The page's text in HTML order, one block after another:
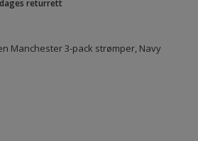
returrett
Manchester 3-pack strømper, Navy